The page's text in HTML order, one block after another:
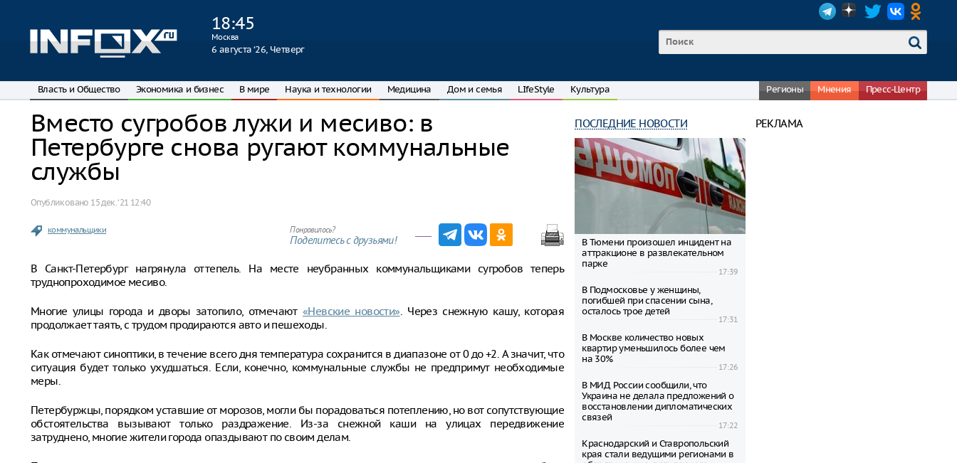
18:45
Москва
6 августа ‘26, Четверг
Власть и Общество Экономика и бизнес В мире Наука и технологии Медицина Дом и семья LIfeStyle Культура Регионы Мнения Пресс-Центр
Вместо сугробов лужи и месиво: в
Петербурге снова ругают коммунальные
службы
Опубликовано 15 дек. ‘21 12:40
коммунальщики Понравилось?
Поделитесь с друзьями!
В Санкт-Петербург нагрянула оттепель. На месте неубранных коммунальщиками сугробов теперь
труднопроходимое месиво.
Многие улицы города и дворы затопило, отмечают«Невские новости». Через снежную кашу, которая
продолжает таять, с трудом продираются авто и пешеходы.
Как отмечают синоптики, в течение всего дня температура сохранится в диапазоне от 0 до +2. А значит, что
ситуация будет только ухудшаться. Если, конечно, коммунальные службы не предпримут необходимые
меры.
Петербуржцы, порядком уставшие от морозов, могли бы порадоваться потеплению, но вот сопутствующие
обстоятельства вызывают только раздражение. Из-за снежной каши на улицах передвижение
затруднено, многие жители города опаздывают по своим делам.
ПОСЛЕДНИЕ НОВОСТИ
В Тюмени произошел инцидент на
аттракционе в развлекательном
парке
17:39
В Подмосковье у женщины,
погибшей при спасении сына,
осталось трое детей
17:31
В Москве количество новых
квартир уменьшилось более чем
на 30%
17:26
В МИД России сообщили, что
Украина не делала предложений о
восстановлении дипломатических
связей
17:22
Краснодарский и Ставропольский
края стали ведущими регионами в
РЕКЛАМА